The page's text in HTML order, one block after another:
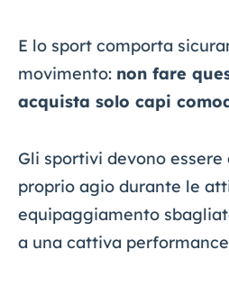
E lo sport comporta
movimento: non fare
acquista solo capi
Gli sportivi devono
proprio agio durante le
equipaggiamento
a una cattiva